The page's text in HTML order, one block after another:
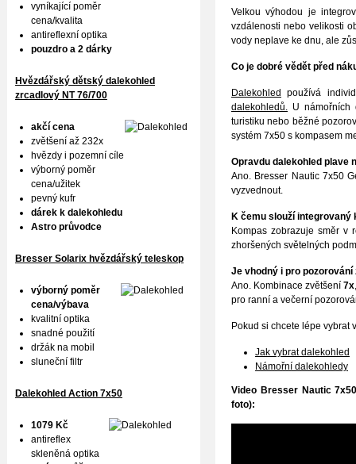
Velkou výhodou je
vzdálenosti nebo velikosti
vody neplave ke dnu, ale
Co je dobré vědět před
Dalekohled
používá
dalekohledů. U námořních
turistiku nebo běžné
systém 7x50 s kompasem
Opravdu dalekohled plave
Ano. Bresser Nautic 7x50
vyzvednout.
K čemu slouží integrovaný
Kompas zobrazuje směr v
zhoršených světelných
Je vhodný i pro pozorování
Ano. Kombinace zvětšení 7x
pro ranní a večerní
Pokud si chcete lépe vybrat
Jak vybrat dalekohled
Námořní dalekohledy
Video Bresser Nautic
foto):
vyníkající poměr
cena/kvalita
antireflexní optika
pouzdro a 2 dárky
Hvězdářský dětský dalekohled
zrcadlový NT 76/700
akčí cena
zvětšení až 232x
hvězdy i pozemní cíle
výborný poměr
cena/užitek
pevný kufr
dárek k dalekohledu
Astro průvodce
Bresser Solarix hvězdářský teleskop
výborný poměr
cena/výbava
kvalitní optika
snadné použití
držák na mobil
sluneční filtr
Dalekohled Action 7x50
1079 Kč
antireflex
skleněná optika